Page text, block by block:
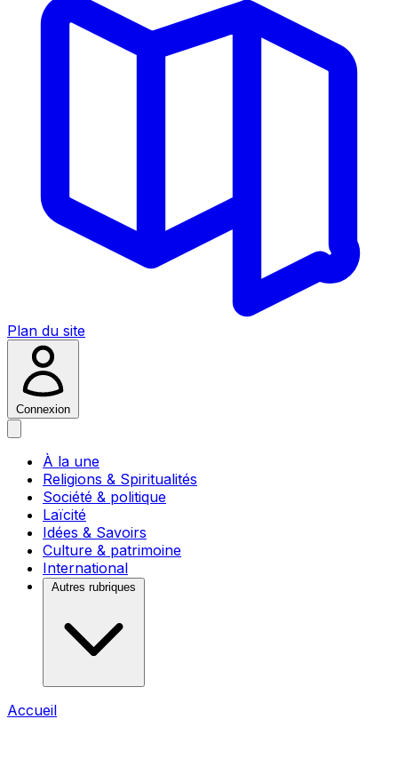
Plan du site
Connexion
À la une
Religions & Spiritualités
Société & politique
Laïcité
Idées & Savoirs
Culture & patrimoine
International
Autres rubriques
Accueil